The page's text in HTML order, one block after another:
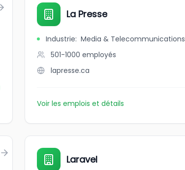
La Presse
Industrie: Media & Telecommunications
501-1000 employés
lapresse.ca
Voir les emplois et détails
Laravel